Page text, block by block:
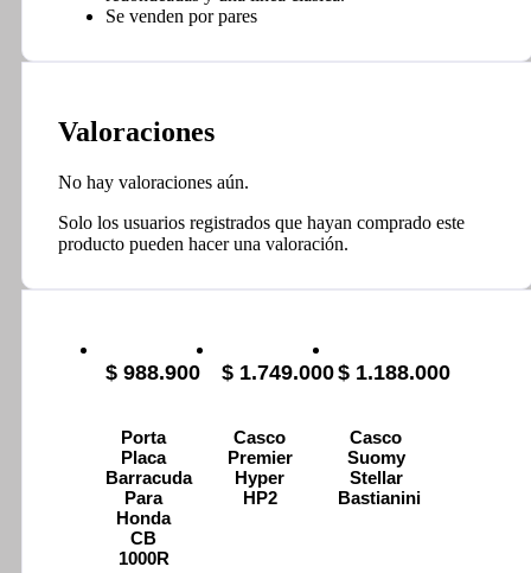
Se venden por pares
Valoraciones
No hay valoraciones aún.
Solo los usuarios registrados que hayan comprado este
producto pueden hacer una valoración.
$ 988.900
Porta
Placa
Barracuda
Para
Honda
CB
1000R
$1.749.000
Casco
Premier
Hyper
HP2
$1.188.000
Casco
Suomy
Stellar
Bastianini